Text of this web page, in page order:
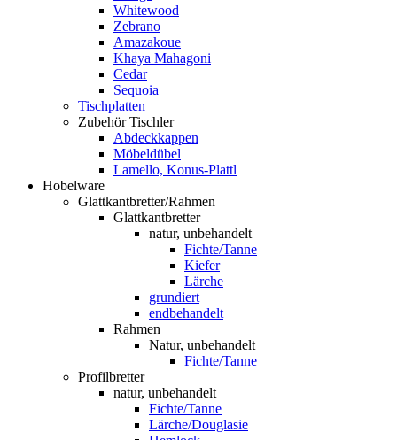
Whitewood
Zebrano
Amazakoue
Khaya Mahagoni
Cedar
Sequoia
Tischplatten
Zubehör Tischler
Abdeckkappen
Möbeldübel
Lamello, Konus-Plattl
Hobelware
Glattkantbretter/Rahmen
Glattkantbretter
natur, unbehandelt
Fichte/Tanne
Kiefer
Lärche
grundiert
endbehandelt
Rahmen
Natur, unbehandelt
Fichte/Tanne
Profilbretter
natur, unbehandelt
Fichte/Tanne
Lärche/Douglasie